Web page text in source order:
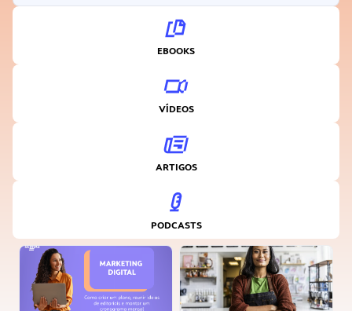
EBOOKS
VÍDEOS
ARTIGOS
PODCASTS